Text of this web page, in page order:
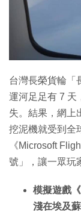
台灣長榮貨輪「
運河足足有 7 天
失。結果，網上
挖泥機就受到全
《Microsoft
號」，讓一眾玩
模擬遊戲
淺在埃及